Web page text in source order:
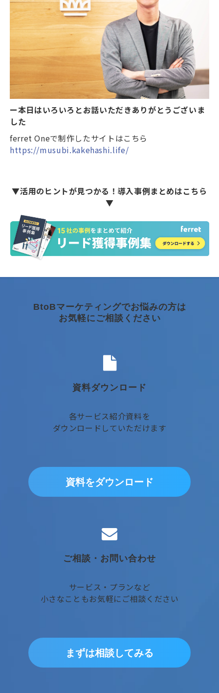
ー本日はいろいろとお話いただきありがとうございま
した
ferret Oneで制作したサイトはこちら
https://musubi.kakehashi.life/
▼活用のヒントが見つかる！導入事例まとめはこちら
▼
BtoBマーケティングでお悩みの方は
お気軽にご相談ください
資料ダウンロード
各サービス紹介資料を
ダウンロードしていただけます
資料をダウンロード
ご相談・お問い合わせ
サービス・プランなど
小さなこともお気軽にご相談ください
まずは相談してみる